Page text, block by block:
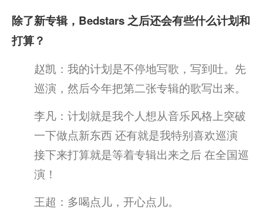
除了新专辑，Bedstars 之后还会有些什么计划和
打算？
赵凯：我的计划是不停地写歌，写到吐。先
巡演，然后今年把第二张专辑的歌写出来。
李凡：计划就是我个人想从音乐风格上突破
一下做点新东西 还有就是我特别喜欢巡演
接下来打算就是等着专辑出来之后 在全国巡
演！
王超：多喝点儿，开心点儿。